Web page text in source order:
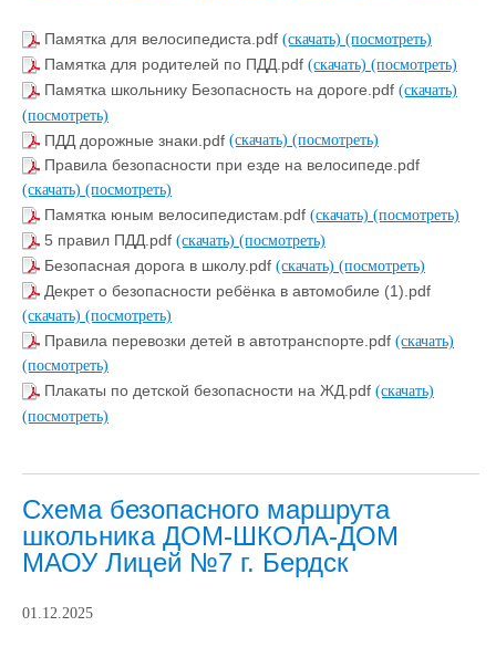
Памятка для велосипедиста.pdf (скачать) (посмотреть)
Памятка для родителей по ПДД.pdf (скачать) (посмотреть)
Памятка школьнику Безопасность на дороге.pdf (скачать)
(посмотреть)
ПДД дорожные знаки.pdf (скачать) (посмотреть)
Правила безопасности при езде на велосипеде.pdf
(скачать) (посмотреть)
Памятка юным велосипедистам.pdf (скачать) (посмотреть)
5 правил ПДД.pdf (скачать) (посмотреть)
Безопасная дорога в школу.pdf (скачать) (посмотреть)
Декрет о безопасности ребёнка в автомобиле (1).pdf
(скачать) (посмотреть)
Правила перевозки детей в автотранспорте.pdf (скачать)
(посмотреть)
Плакаты по детской безопасности на ЖД.pdf (скачать)
(посмотреть)
Схема безопасного маршрута
школьника ДОМ-ШКОЛА-ДОМ
МАОУ Лицей №7 г. Бердск
01.12.2025